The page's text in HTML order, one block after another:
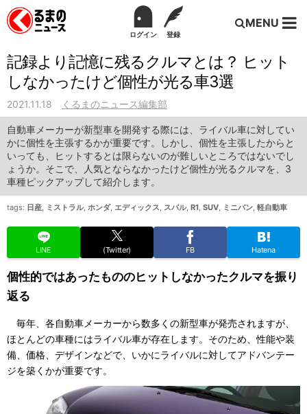
ログイン 登録
MENU
記録より記憶に残るクルマとは？ ヒット
しなかったけど個性が光る車3選
2021.11.18 くるまのニュース編集部
自動車メーカーが新型車を開発する際には、ライバル車に対してい
かに個性を主張するかが重要です。しかし、個性を主張したからと
いっても、ヒットするとは限らないのが難しいところではないでし
ょうか。そこで、人気とならなかったけど個性が光るクルマを、3
車種ピックアップして紹介します。
tags: 日産, ミストラル, ホンダ, エディックス, スバル, R1, SUV, ミニバン, 軽自動車
LINE (Twitter) FB Hatena
個性的ではあったもののヒットしなかったクルマを振り
返る
毎年、各自動車メーカーから数多くの新型車が発売されますが、
ほとんどの車種にはライバル車が存在します。そのため、性能や装
備、価格、デザインなどで、いかにライバルに対してアドバンテー
ジを築くかが重要です。